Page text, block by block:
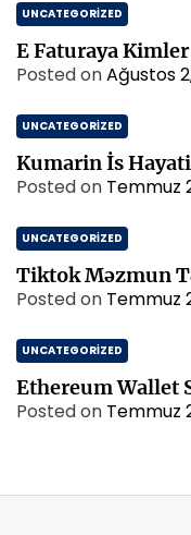
UNCATEGORIZED
E Faturaya
Posted onAğustos
UNCATEGORIZED
Kumarin İs
Posted on Temmuz
UNCATEGORIZED
Tiktok Məzmun
Posted on Temmuz
UNCATEGORIZED
Ethereum Wallet
Posted on Temmuz